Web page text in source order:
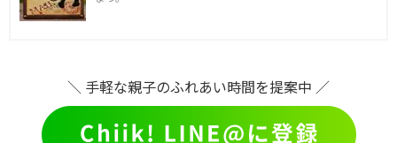
＼ 手軽な親子のふれあい時間を提案中 ／